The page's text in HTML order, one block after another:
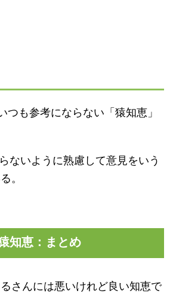
つも参考にならない「猿知恵」
ないように熟慮して意見をいう
。
知恵：まとめ
さんには悪いけれど良い知恵で